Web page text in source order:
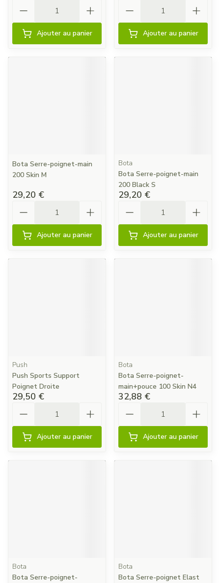
Ajouter au panier Ajouter au panier
Bota Serre-poignet-main
200 Skin M
29,20 €
Ajouter au panier
Bota
Bota Serre-poignet-main
200 Black S
29,20 €
Ajouter au panier
Push
Push Sports Support
Poignet Droite
29,50 €
Ajouter au panier
Bota
Bota Serre-poignet-
main+pouce 100 Skin N4
32,88 €
Ajouter au panier
Bota
Bota Serre-poignet-
Bota
Bota Serre-poignet Elast